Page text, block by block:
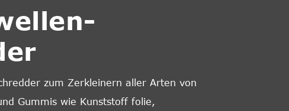
zum Zerkleinern aller Arten von
Gummis wie Kunststoff folie,